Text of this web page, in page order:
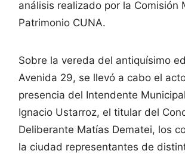
análisis realizado por la Comisión
Patrimonio CUNA.
Sobre la vereda del antiquísimo
Avenida 29, se llevó a cabo el
presencia del Intendente
Ignacio Ustarroz, el titular del
Deliberante Matías Dematei, los
la ciudad representantes de